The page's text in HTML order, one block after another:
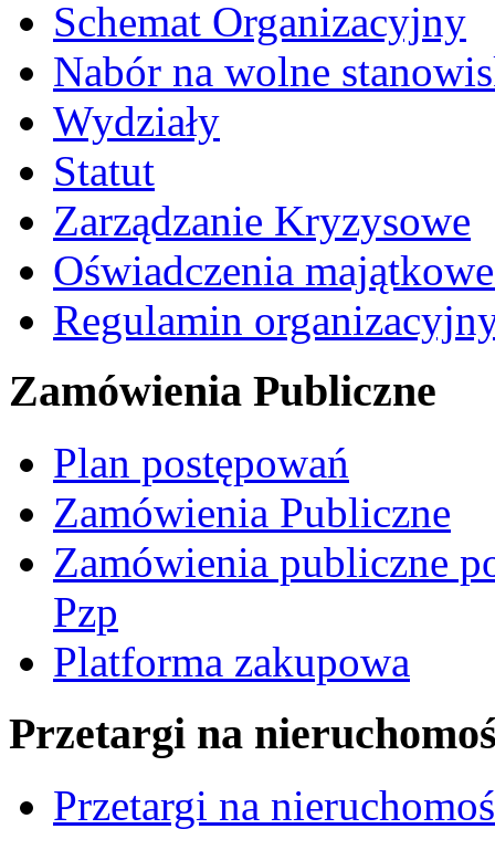
Schemat Organizacyjny
Nabór na wolne
Wydziały
Statut
Zarządzanie Kryzysowe
Oświadczenia
Regulamin
Zamówienia Publiczne
Plan postępowań
Zamówienia Publiczne
Zamówienia publiczne
Pzp
Platforma zakupowa
Przetargi na
Przetargi na